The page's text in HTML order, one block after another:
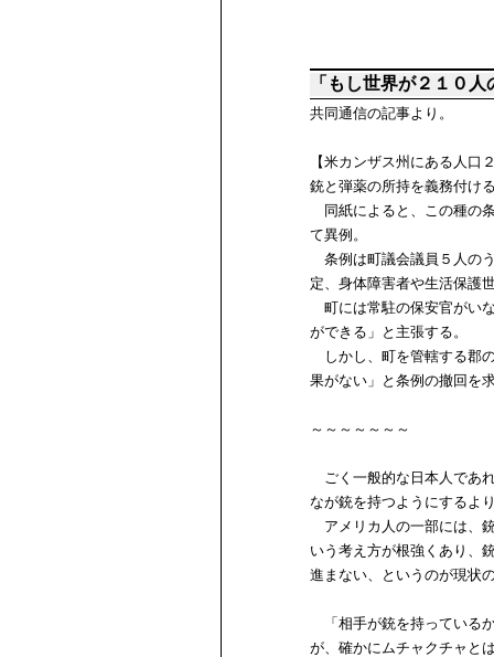
「もし世界が２１０
共同通信の記事より。
【米カンザス州にある人
銃と弾薬の所持を義務付け
同紙によると、この種の
て異例。
条例は町議会議員５人の
定、身体障害者や生活保護
町には常駐の保安官がい
ができる」と主張する。
しかし、町を管轄する郡
果がない」と条例の撤回を
～～～～～～～
ごく一般的な日本人であ
なが銃を持つようにするよ
アメリカ人の一部には、
いう考え方が根強くあり、
進まない、というのが現状
「相手が銃を持っている
が、確かにムチャクチャと